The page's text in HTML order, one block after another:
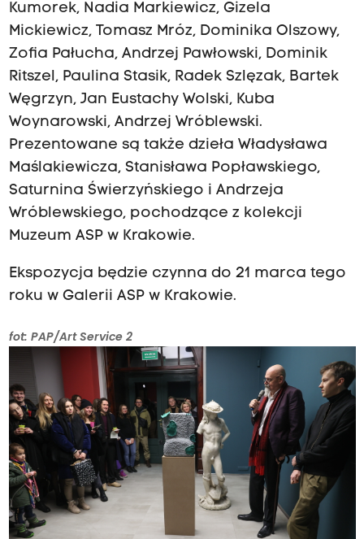
Kumorek, Nadia Markiewicz, Gizela
Mickiewicz, Tomasz Mróz, Dominika Olszowy,
Zofia Pałucha, Andrzej Pawłowski, Dominik
Ritszel, Paulina Stasik, Radek Szlęzak, Bartek
Węgrzyn, Jan Eustachy Wolski, Kuba
Woynarowski, Andrzej Wróblewski.
Prezentowane są także dzieła Władysława
Maślakiewicza, Stanisława Popławskiego,
Saturnina Świerzyńskiego i Andrzeja
Wróblewskiego, pochodzące z kolekcji
Muzeum ASP w Krakowie.
Ekspozycja będzie czynna do 21 marca tego
roku w Galerii ASP w Krakowie.
fot: PAP/Art Service 2